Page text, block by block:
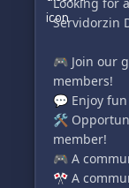
Servidorzin
🎮 Join our
members!
💬 Enjoy
🛠️
member!
🎮 A
🎌 A